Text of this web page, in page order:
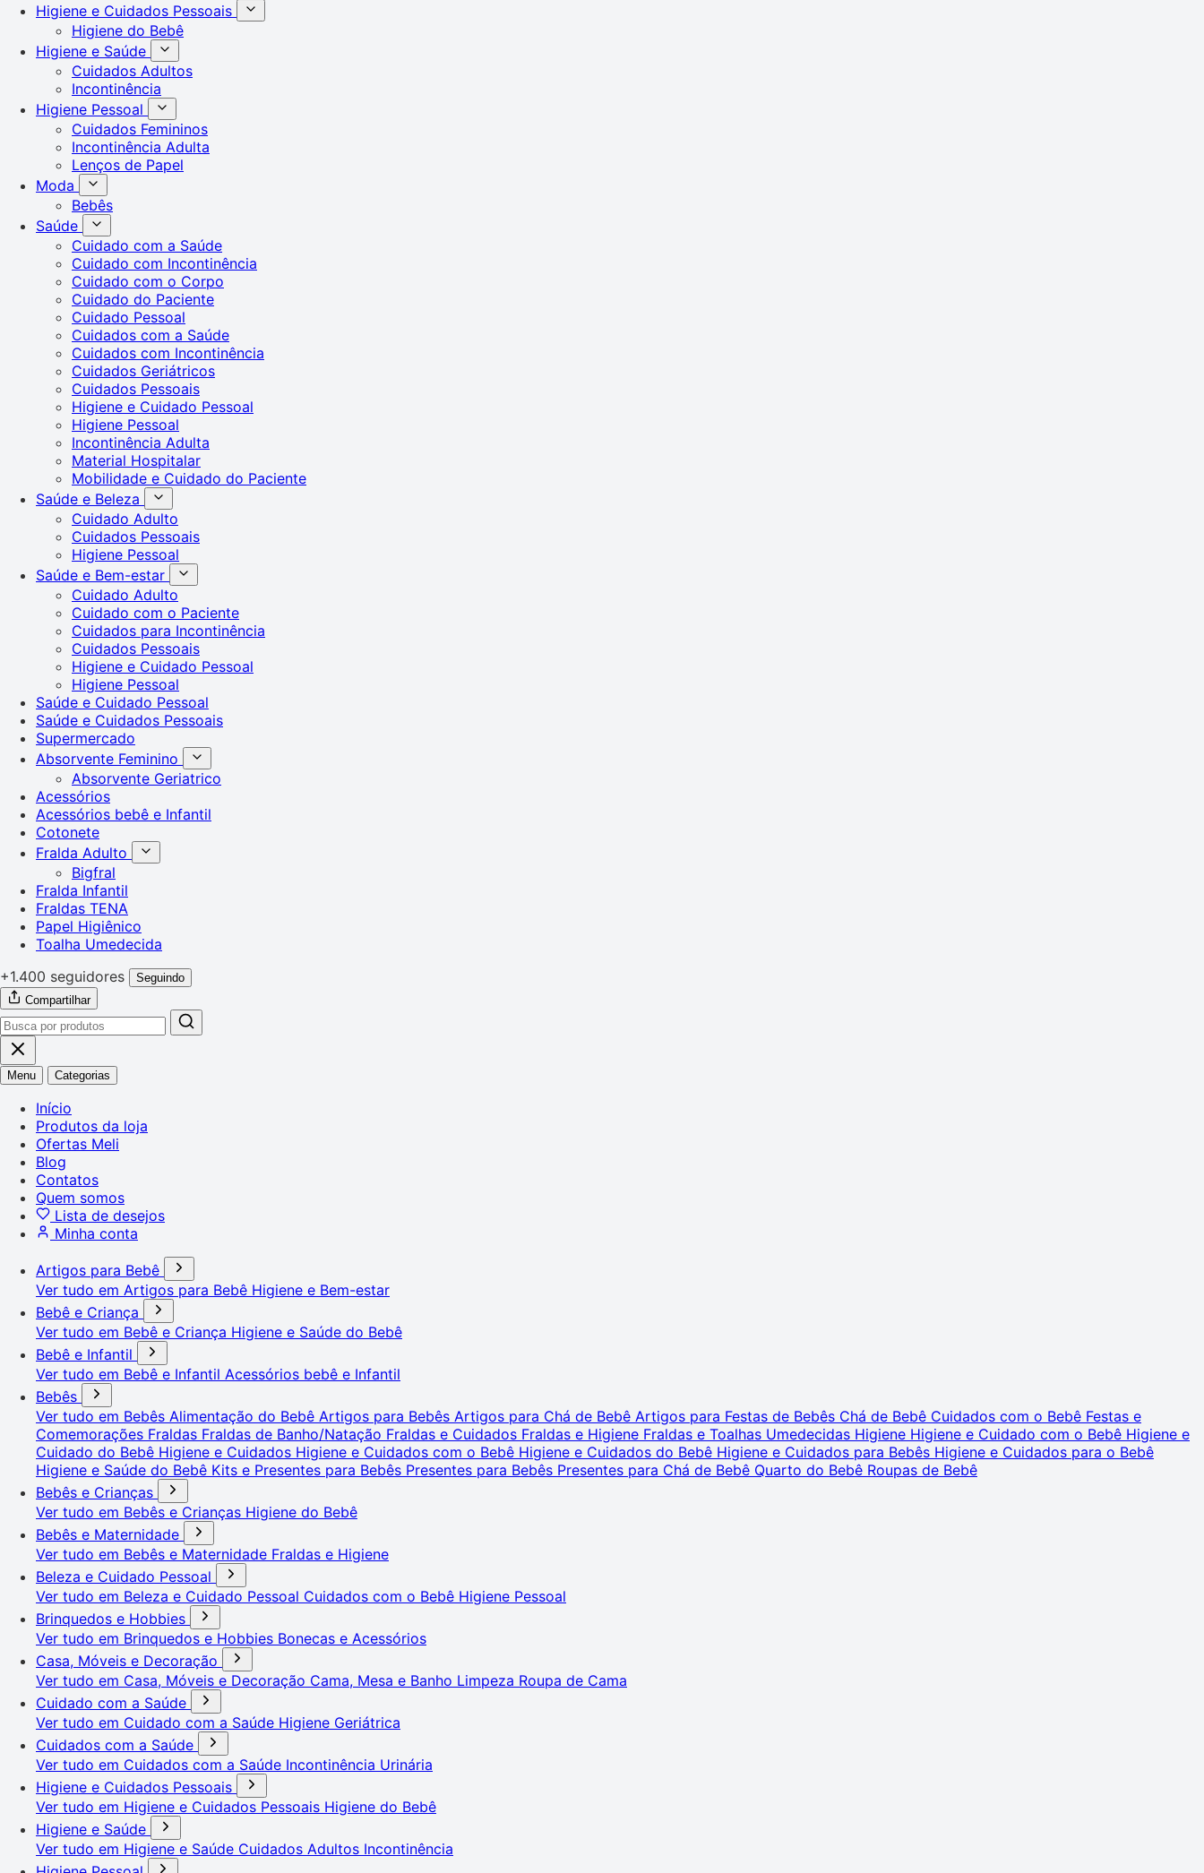
Higiene e Cuidados Pessoais
Higiene do Bebê
Higiene e Saúde
Cuidados Adultos
Incontinência
Higiene Pessoal
Cuidados Femininos
Incontinência Adulta
Lenços de Papel
Moda
Bebês
Saúde
Cuidado com a Saúde
Cuidado com Incontinência
Cuidado com o Corpo
Cuidado do Paciente
Cuidado Pessoal
Cuidados com a Saúde
Cuidados com Incontinência
Cuidados Geriátricos
Cuidados Pessoais
Higiene e Cuidado Pessoal
Higiene Pessoal
Incontinência Adulta
Material Hospitalar
Mobilidade e Cuidado do Paciente
Saúde e Beleza
Cuidado Adulto
Cuidados Pessoais
Higiene Pessoal
Saúde e Bem-estar
Cuidado Adulto
Cuidado com o Paciente
Cuidados para Incontinência
Cuidados Pessoais
Higiene e Cuidado Pessoal
Higiene Pessoal
Saúde e Cuidado Pessoal
Saúde e Cuidados Pessoais
Supermercado
Absorvente Feminino
Absorvente Geriatrico
Acessórios
Acessórios bebê e Infantil
Cotonete
Fralda Adulto
Bigfral
Fralda Infantil
Fraldas TENA
Papel Higiênico
Toalha Umedecida
+1.400 seguidores
Seguindo
Compartilhar
Menu Categorias
Início
Produtos da loja
Ofertas Meli
Blog
Contatos
Quem somos
Lista de desejos
Minha conta
Artigos para Bebê
Ver tudo em Artigos para Bebê Higiene e Bem-estar
Bebê e Criança
Ver tudo em Bebê e Criança Higiene e Saúde do Bebê
Bebê e Infantil
Ver tudo em Bebê e Infantil Acessórios bebê e Infantil
Bebês
Ver tudo em Bebês Alimentação do Bebê Artigos para Bebês Artigos para Chá de Bebê Artigos para Festas de Bebês Chá de Bebê Cuidados com o Bebê Festas e
Comemorações Fraldas Fraldas de Banho/Natação Fraldas e Cuidados Fraldas e Higiene Fraldas e Toalhas Umedecidas Higiene Higiene e Cuidado com o Bebê Higiene e
Cuidado do Bebê Higiene e Cuidados Higiene e Cuidados com o Bebê Higiene e Cuidados do Bebê Higiene e Cuidados para Bebês Higiene e Cuidados para o Bebê
Higiene e Saúde do Bebê Kits e Presentes para Bebês Presentes para Bebês Presentes para Chá de Bebê Quarto do Bebê Roupas de Bebê
Bebês e Crianças
Ver tudo em Bebês e Crianças Higiene do Bebê
Bebês e Maternidade
Ver tudo em Bebês e Maternidade Fraldas e Higiene
Beleza e Cuidado Pessoal
Ver tudo em Beleza e Cuidado Pessoal Cuidados com o Bebê Higiene Pessoal
Brinquedos e Hobbies
Ver tudo em Brinquedos e Hobbies Bonecas e Acessórios
Casa, Móveis e Decoração
Ver tudo em Casa, Móveis e Decoração Cama, Mesa e Banho Limpeza Roupa de Cama
Cuidado com a Saúde
Ver tudo em Cuidado com a Saúde Higiene Geriátrica
Cuidados com a Saúde
Ver tudo em Cuidados com a Saúde Incontinência Urinária
Higiene e Cuidados Pessoais
Ver tudo em Higiene e Cuidados Pessoais Higiene do Bebê
Higiene e Saúde
Ver tudo em Higiene e Saúde Cuidados Adultos Incontinência